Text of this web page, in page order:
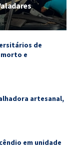
de
e
artesanal,
em unidade